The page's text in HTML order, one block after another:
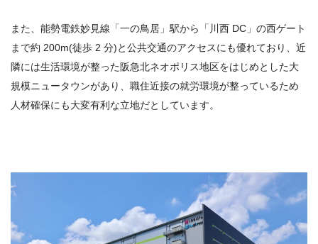
また、能勢電鉄妙⾒線「⼀の⿃居」駅から「川⻄ DC」の⻄ゲート
まで約 200m(徒歩 2 分)と公共交通のアクセスにも優れており、近
隣には⽣活環境が整った阪急北ネオポリス地区をはじめとした⼤
規模ニュータウンがあり、職住近接の就労環境が整っているため
⼈材確保にも⼤変有利な⽴地だとしています。